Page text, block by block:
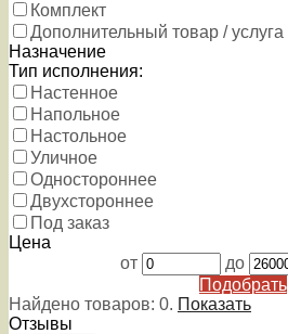
Комплект
Дополнительный товар / услуга
Назначение
Тип исполнения:
Настенное
Напольное
Настольное
Уличное
Одностороннее
Двухстороннее
Под заказ
Цена
от
до
Подобрать
Найдено товаров: 0. Показать
Отзывы